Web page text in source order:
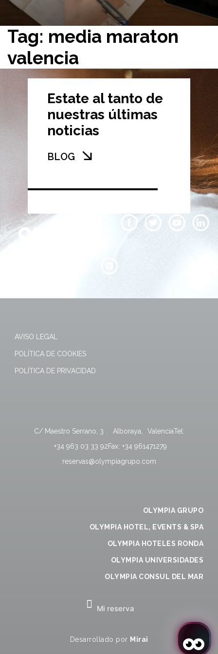
Tag: media maraton
valencia
Estate al tanto de
nuestras últimas
noticias
BLOG
AVISO LEGAL
POLÍTICA DE COOKIES
POLÍTICA DE PRIVACIDAD
C/ Maestro Serrano, 3 Alboraya ValenciaTel:
+34 963 03 33 92Fax: +34 961471279
reservas@olympiagrupo.com
OLYMPIA GRUPO
OLYMPIA HOTEL, EVENTS & SPA
OLYMPIA HOTELES RONDA
OLYMPIA UNIVERSIDADES
OLYMPIA CONSUL DEL MAR
Mi reserva
Desarrollado por Mirai